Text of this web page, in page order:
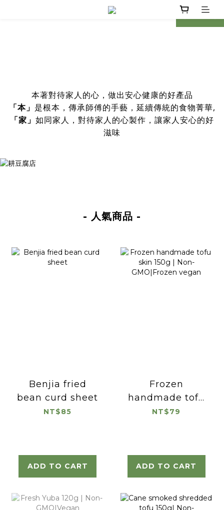
prev next
本著對待家人的心，做出安心健康的好產品
「本」 是根本，傳承師傅的手藝，延續傳統的食物菁華,
「家」 如同家人，對待家人的心製作，讓家人安心的好
滋味
- 人氣商品 -
Benjia fried
bean curd sheet
NT$85
ADD TO CART
Frozen
handmade tofu
skin 150g | Non-
NT$79
ADD TO CART